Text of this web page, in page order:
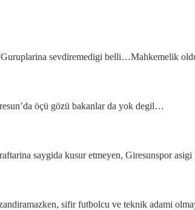
sevdiremedigi belli…Mahkemelik
öçü gözü bakanlar da yok degil…
saygida kusur etmeyen, Giresunspor
sifir futbolcu ve teknik adami